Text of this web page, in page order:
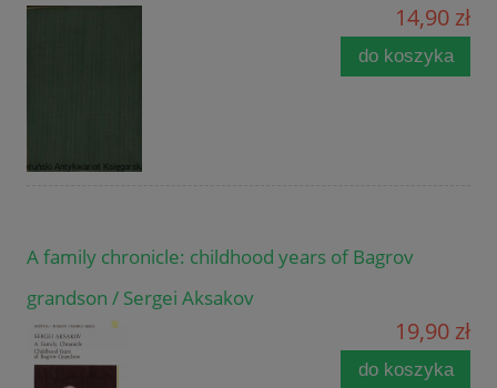
14,90 zł
do koszyka
A family chronicle: childhood years of Bagrov
grandson / Sergei Aksakov
19,90 zł
do koszyka